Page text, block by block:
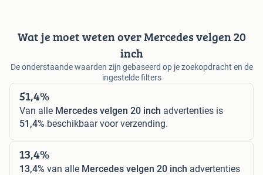
Wat je moet weten over Mercedes velgen 20
inch
De onderstaande waarden zijn gebaseerd op je zoekopdracht en de
ingestelde filters
51,4%
Van alle Mercedes velgen 20 inch advertenties is
51,4% beschikbaar voor verzending.
13,4%
13,4% van alle Mercedes velgen 20 inch advertenties